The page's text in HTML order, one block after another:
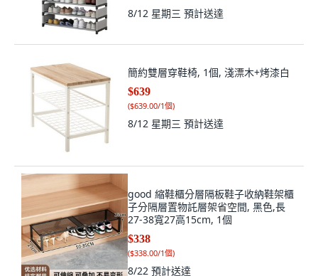
8/12 星期三 預計送達
簡約雙層穿鞋椅, 1個, 淺漂木+烤漆白
$639
($639.00/1個)
8/12 星期三 預計送達
good 縮鞋櫃分層隔板鞋子收納鞋架櫃
子分隔層置物託層架省空間, 黑色,長
27-38寬27高15cm, 1個
$338
($338.00/1個)
8/22 預計送達